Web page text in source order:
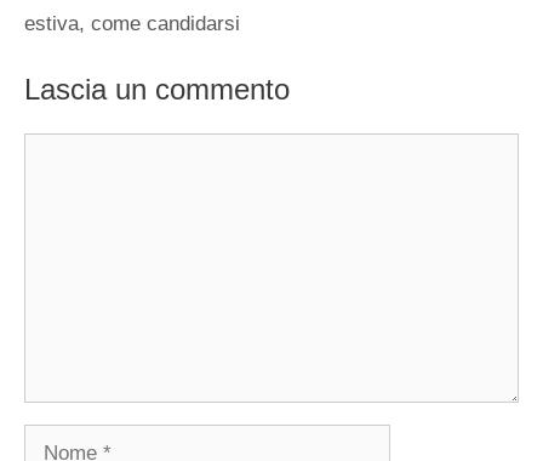
estiva, come candidarsi
Lascia un commento
Nome